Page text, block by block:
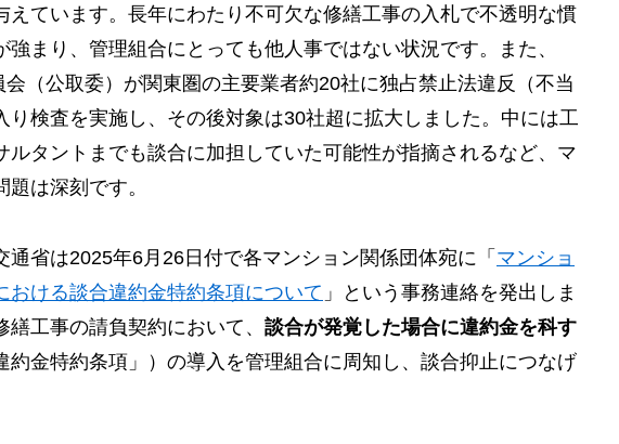
えています。長年にわたり不可欠な修繕工事の入札で不透明な慣
まり、管理組合にとっても他人事ではない状況です。また、
（公取委）が関東圏の主要業者約20社に独占禁止法違反（不当
り検査を実施し、その後対象は30社超に拡大しました。中には工
ルタントまでも談合に加担していた可能性が指摘されるなど、マ
は深刻です。
通省は2025年6月26日付で各マンション関係団体宛に「 マンショ
おける談合違約金特約条項について 」という事務連絡を発出しま
工事の請負契約において、 談合が発覚した場合に違約金を科す
約金特約条項」）の導入を管理組合に周知し、談合抑止につなげ